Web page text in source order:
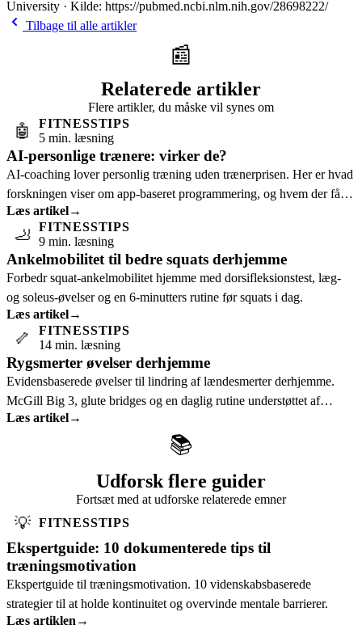
University · Kilde: https://pubmed.ncbi.nlm.nih.gov/28698222/
Tilbage til alle artikler
📰
Relaterede artikler
Flere artikler, du måske vil synes om
🤖
FITNESSTIPS
5 min. læsning
AI-personlige trænere: virker de?
AI-coaching lover personlig træning uden trænerprisen. Her er hvad
forskningen viser om app-baseret programmering, og hvem der får
mest ud af det.
Læs artikel→
🦶
FITNESSTIPS
9 min. læsning
Ankelmobilitet til bedre squats derhjemme
Forbedr squat-ankelmobilitet hjemme med dorsifleksionstest, læg-
og soleus-øvelser og en 6-minutters rutine før squats i dag.
Læs artikel→
🦴
FITNESSTIPS
14 min. læsning
Rygsmerter øvelser derhjemme
Evidensbaserede øvelser til lindring af lændesmerter derhjemme.
McGill Big 3, glute bridges og en daglig rutine understøttet af
forskning.
Læs artikel→
📚
Udforsk flere guider
Fortsæt med at udforske relaterede emner
💡 FITNESSTIPS
Ekspertguide: 10 dokumenterede tips til
træningsmotivation
Ekspertguide til træningsmotivation. 10 videnskabsbaserede
strategier til at holde kontinuitet og overvinde mentale barrierer.
Læs artiklen→